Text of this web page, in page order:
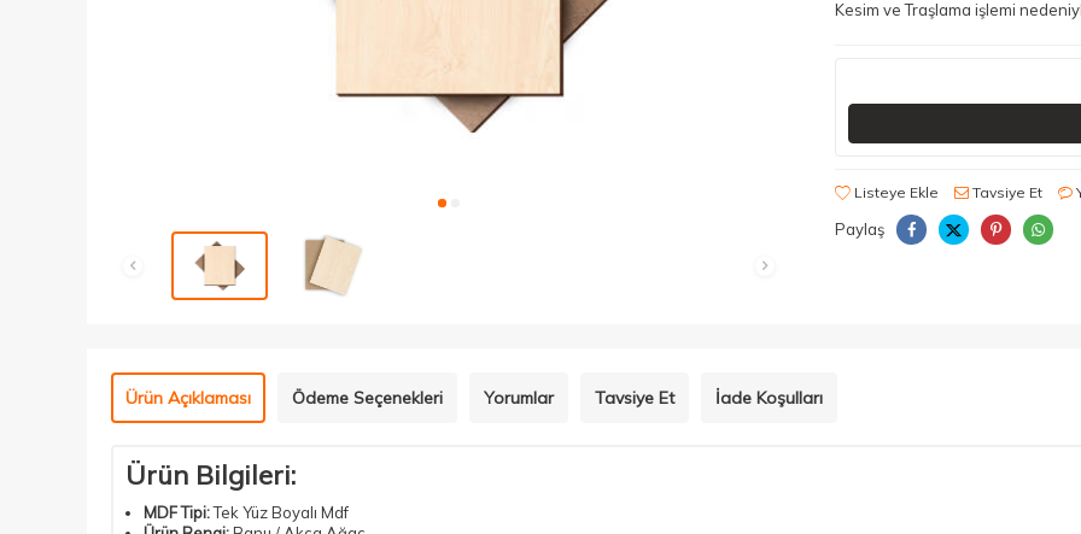
Kesim ve Traşlama işlemi
Listeye Ekle Tavsiye Et
Paylaş
Ürün Açıklaması Ödeme Seçenekleri Yorumlar Tavsiye Et İade Koşulları
Ürün Bilgileri:
MDF Tipi:Tek Yüz Boyalı Mdf